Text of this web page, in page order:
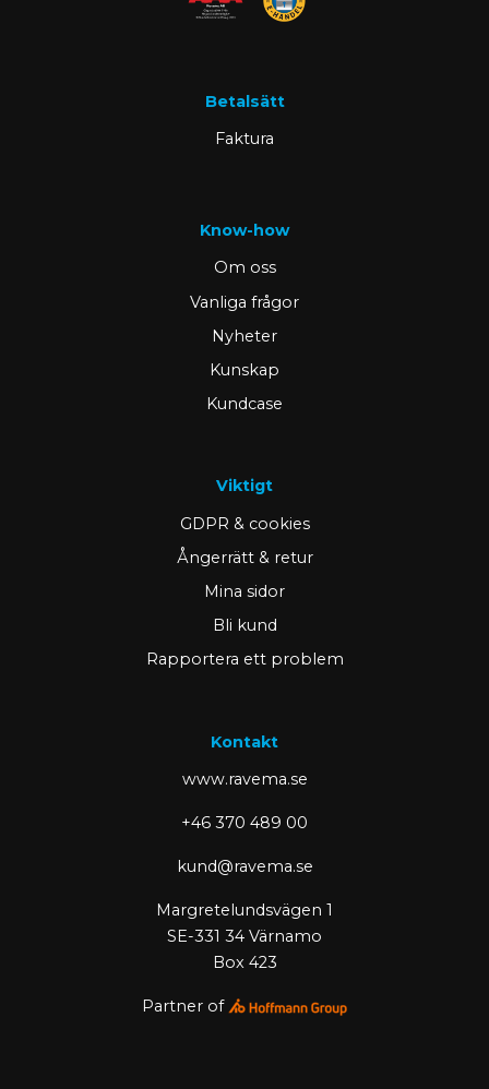
Betalsätt
Faktura
Know-how
Om oss
Vanliga frågor
Nyheter
Kunskap
Kundcase
Viktigt
GDPR & cookies
Ångerrätt & retur
Mina sidor
Bli kund
Rapportera ett problem
Kontakt
www.ravema.se
+46 370 489 00
kund@ravema.se
Margretelundsvägen 1
SE-331 34 Värnamo
Box 423
Partner of